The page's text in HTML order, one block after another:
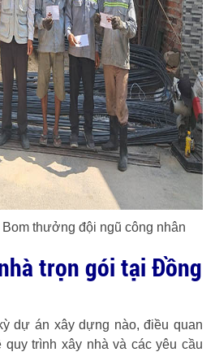
thưởng đội ngũ công nhân
trọn gói tại Đồng
dự án xây dựng nào, điều quan
trình xây nhà và các yêu cầu